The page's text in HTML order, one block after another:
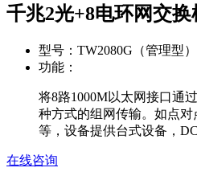
千兆2光+8电环网交
型号： TW2080G（管理型）
功能：
将8路1000M以太网接口通
种方式的组网传输。如点
等，设备提供台式设备，
在线咨询